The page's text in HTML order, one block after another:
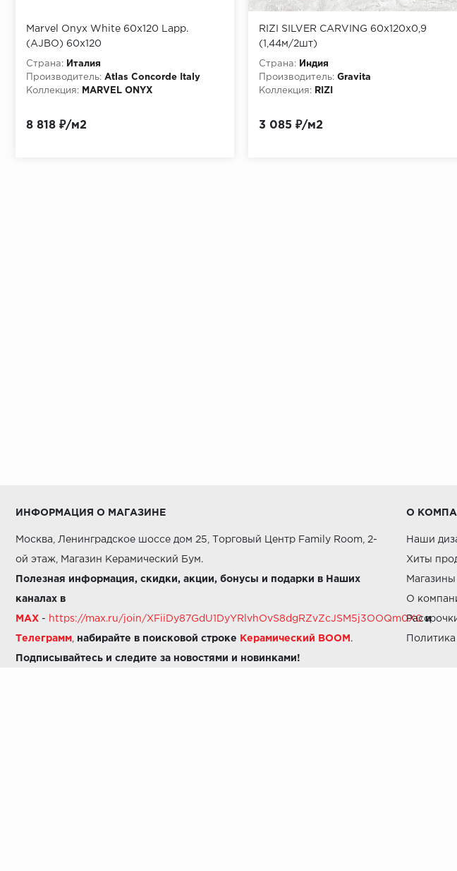
Marvel Onyx White 60x120 Lapp.
(AJBO) 60х120
Страна:
Италия
Производитель: Atlas Concorde Italy
Коллекция:
MARVEL ONYX
8 818 ₽/м2
RIZI SILVER CARVING 60x120x0,9
(1,44м/2шт)
Страна:
Индия
Производитель: Gravita
Коллекция:
RIZI
3 085 ₽/м2
ИНФОРМАЦИЯ О МАГАЗИНЕ
Москва, Ленинградское шоссе дом 25, Торговый Центр Family Room, 2-
ой этаж, Магазин Керамический Бум.
Полезная информация, скидки, акции, бонусы и подарки в Наших
каналах в
MAX - https://max.ru/join/XFiiDy87GdU1DyYRlvhOvS8dgRZvZcJSM5j3OOQm0X0 и
Телеграмм набирайте в поисковой строке Керамический BOOM .
Подписывайтесь и следите за новостями и новинками!
О
Наши
Хиты
Магазины
О